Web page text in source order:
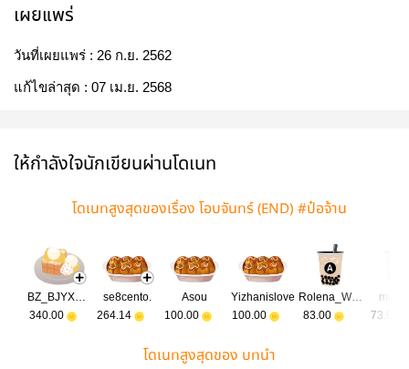
เผยแพร่
วันที่เผยแพร่ : 26 ก.ย. 2562
แก้ไขล่าสุด : 07 เม.ย. 2568
ให้กำลังใจนักเขียนผ่านโดเนท
โดเนทสูงสุดของเรื่อง โอบจันทร์ (END) #ป๋อจ้าน
BZ_BJYXSZD
340.00
se8cento.
264.14
Asou
100.00
Yizhanislove
100.00
Rolena_Wan
83.00
73.00
โดเนทสูงสุดของ บทนำ